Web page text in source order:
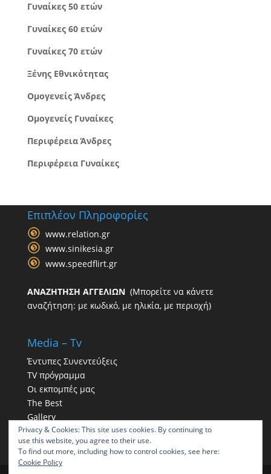
Γυναίκες 50 ετών
Γυναίκες 60 ετών
Γυναίκες 70 ετών
Ξένης Εθνικότητας
Ομογενείς Άνδρες
Ομογενείς Γυναίκες
Περιφέρεια Άνδρες
Περιφέρεια Γυναίκες
Επιπλέον Πληροφορίες
www.relation.gr
www.sinikesia.gr
www.speedflirt.gr
ΑΝΑΖΗΤΗΣΗ ΑΓΓΕΛΙΩΝ(Μπορείτε να κάνετε
αναζήτηση: με κωδικό, με ηλικία, με περιοχή)
Media – Tv
Έντυπες Συνεντεύξεις
TV πρόγραμμα
Οι εκπομπές μας
The Best
Gallery
Η παρουσία μας στα social
Privacy & Cookies: This site uses cookies. By continuing to
use this website, you agree to their use.
To find out more, including how to control cookies, see here:
Cookie Policy